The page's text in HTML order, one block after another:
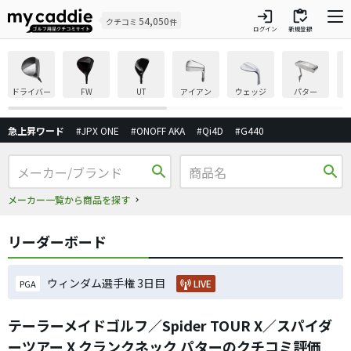
クチコミ 54,050件 login
ログイン
inventory
新規登録
ドライバー FW UT アイアン ウェッジ パター
急上昇ワード #JPX ONE #ONOFF AKA #Qi4D #G440
search
メーカー一覧から商品を探す
search
リーダーボード
PGA ウィンダム選手権 3日目 LIVE
テーラーメイドゴルフ／Spider TOUR X／スパイダ
ーツアー X クランクネック パターのクチコミ評価